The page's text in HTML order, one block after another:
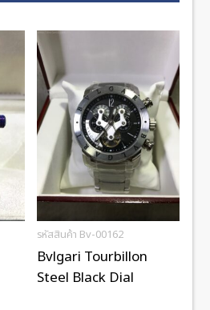
รหัสสินค้า Bv-00162
Bvlgari Tourbillon
Steel Black Dial